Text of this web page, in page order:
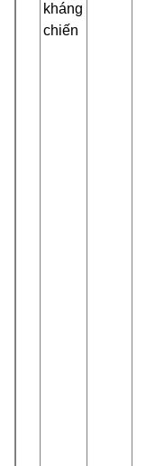
kháng
chiến